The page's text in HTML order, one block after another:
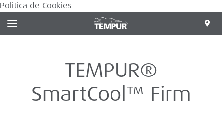
Politica de Cookies
TEMPUR®
SmartCool™ Firm